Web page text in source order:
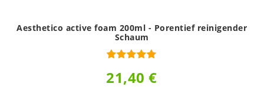
Aesthetico active foam 200ml - Porentief reinigender
Schaum
21,40 €